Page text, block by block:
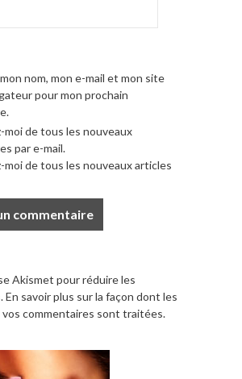
nom, mon e-mail et mon site
pour mon prochain
moi de tous les nouveaux
par e-mail.
moi de tous les nouveaux articles
Akismet pour réduire les
En savoir plus sur la façon dont les
commentaires sont traitées.